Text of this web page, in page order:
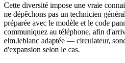
Cette diversité impose une vraie
ne dépêchons pas un technicien
préparée avec le modèle et le code
communiquez au téléphone, afin
elm.leblanc adaptée — circulateur,
d'expansion selon le cas.